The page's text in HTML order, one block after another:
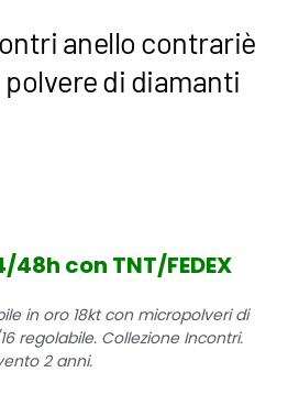
anello contrariè
polvere di diamanti
con TNT/FEDEX
in oro 18kt con micropolveri di
regolabile. Collezione Incontri.
2 anni.